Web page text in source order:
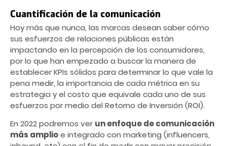
Cuantificación de la comunicación
Hoy más que nunca, las marcas desean saber cómo
sus esfuerzos de relaciones públicas están
impactando en la percepción de los consumidores,
por lo que han empezado a buscar la manera de
establecer KPIs sólidos para determinar lo que vale la
pena medir, la importancia de cada métrica en su
estrategia y el costo que equivale cada uno de sus
esfuerzos por medio del Retorno de Inversión (ROI).
En 2022 podremos verun enfoque de comunicación
más amplioe integrado con marketing (influencers,